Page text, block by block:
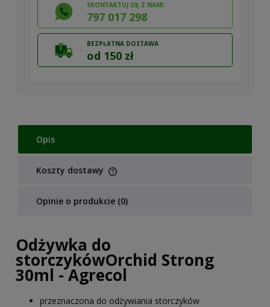
SKONTAKTUJ SIĘ Z NAMI
797 017 298
BEZPŁATNA DOSTAWA
od 150 zł
Opis
Koszty dostawy
Cena nie zawiera ewentualnych kosztów płatności
Opinie o produkcie (0)
Odżywka do
storczykówOrchid Strong
30ml - Agrecol
przeznaczona do odżywiania storczyków